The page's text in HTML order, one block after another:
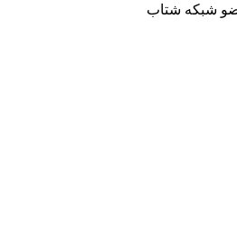
شتاب